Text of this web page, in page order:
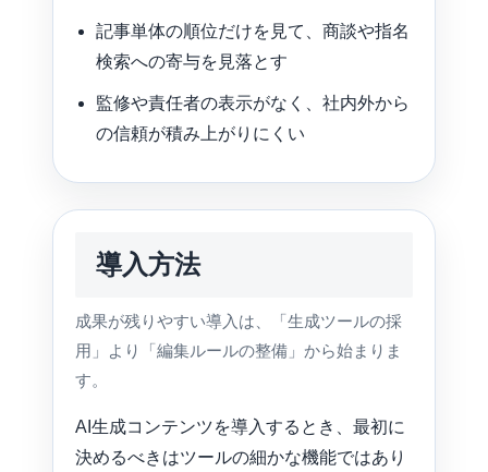
記事単体の順位だけを見て、商談や指名
検索への寄与を見落とす
監修や責任者の表示がなく、社内外から
の信頼が積み上がりにくい
導入方法
成果が残りやすい導入は、「生成ツールの採
用」より「編集ルールの整備」から始まりま
す。
AI生成コンテンツを導入するとき、最初に
決めるべきはツールの細かな機能ではあり